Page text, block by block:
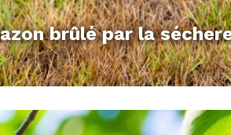
brûlé par la